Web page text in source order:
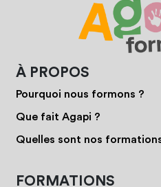
À PROPOS
Pourquoi nous formons ?
Que fait Agapi ?
Quelles sont nos
FORMATIONS